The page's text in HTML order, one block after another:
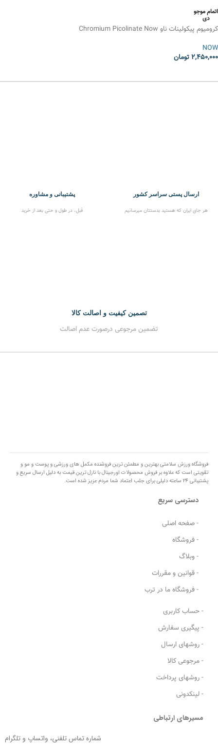
اتمام موجو
دی
کرومیوم پیکولینات ناو Chromium Picolinate Now
NOW
2,450,000تومان
ارسال پستی سراسر کشور
هر جای ایران که هستید بدستتان میرسانیم
پشتیبانی و مشاوره
قبل، در طول و حتی بعد از خرید
تصمین کیفیت و اصالت کالا
تضمین مرجوعی درصورت عدم اصالت
فروشگاه ورزش سلامتی بهترین و مطمئن ترین فروشنده مکمل های ورزشی و پوست و مو و
تقویتی است که علاوه بر فروش محصولات اورجینال با نازل ترین قیمت به دلیل ارسال سریع و
پشتیبانی 24 ساعته دلیلی برای جلب اعتماد شما مردم عزیز شده است.
دسترسی سریع
- صفحه اصلی
- فروشگاه
- وبلاگ
- قوانین و مقررات
- فروشگاه ما در ترب
- حساب کاربری
- پیگیری سفارش
- روشهای ارسال
- مرجوعی کالا
- روشهای پرداخت
- لینکدونی
مسیرهای ارتباطی
شماره تماس تلفنی، واتساپ و تلگرام